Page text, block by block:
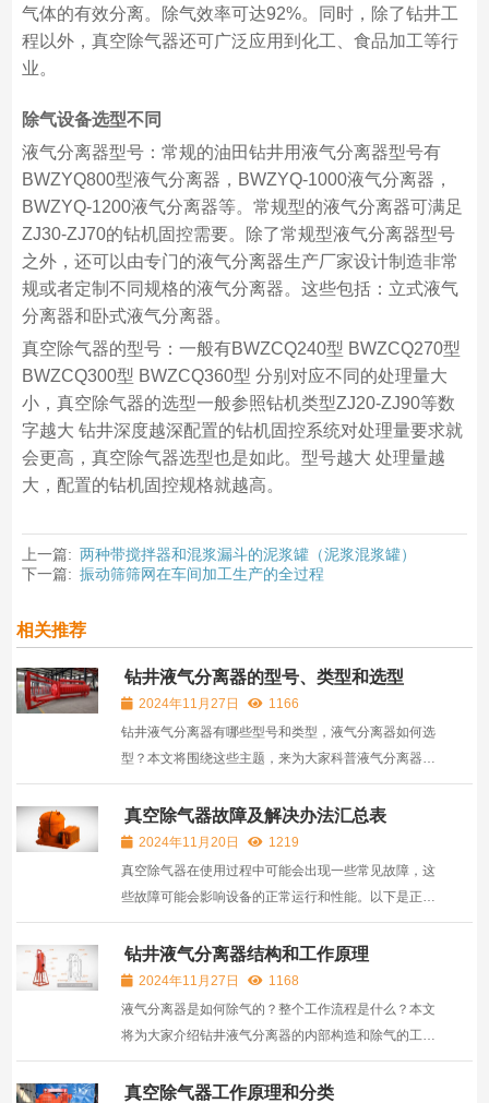
气体的有效分离。除气效率可达92%。同时，除了钻井工
程以外，真空除气器还可广泛应用到化工、食品加工等行
业。
除气设备选型不同
液气分离器型号：常规的油田钻井用液气分离器型号有
BWZYQ800型液气分离器，BWZYQ-1000液气分离器，
BWZYQ-1200液气分离器等。常规型的液气分离器可满足
ZJ30-ZJ70的钻机固控需要。除了常规型液气分离器型号
之外，还可以由专门的液气分离器生产厂家设计制造非常
规或者定制不同规格的液气分离器。这些包括：立式液气
分离器和卧式液气分离器。
真空除气器的型号：一般有BWZCQ240型 BWZCQ270型
BWZCQ300型 BWZCQ360型 分别对应不同的处理量大
小，真空除气器的选型一般参照钻机类型ZJ20-ZJ90等数
字越大 钻井深度越深配置的钻机固控系统对处理量要求就
会更高，真空除气器选型也是如此。型号越大 处理量越
大，配置的钻机固控规格就越高。
上一篇: 两种带搅拌器和混浆漏斗的泥浆罐（泥浆混浆罐）
下一篇: 振动筛筛网在车间加工生产的全过程
相关推荐
钻井液气分离器的型号、类型和选型
2024年11月27日
1166
钻井液气分离器有哪些型号和类型，液气分离器如何选
型？本文将围绕这些主题，来为大家科普液气分离器的
型号规格，分类类型以及如何选型等相关问题。
真空除气器故障及解决办法汇总表
2024年11月20日
1219
真空除气器在使用过程中可能会出现一些常见故障，这
些故障可能会影响设备的正常运行和性能。以下是正道
能源总结的一些常见的真空除气器故障，以及解决办
法，供大家参考。
钻井液气分离器结构和工作原理
2024年11月27日
1168
液气分离器是如何除气的？整个工作流程是什么？本文
将为大家介绍钻井液气分离器的内部构造和除气的工作
原理。
真空除气器工作原理和分类